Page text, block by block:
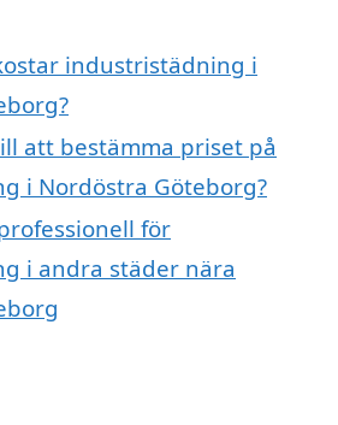
industristädning i
att bestämma priset på
i Nordöstra Göteborg?
för
i andra städer nära